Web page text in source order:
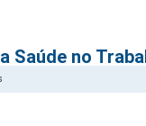
Saúde no